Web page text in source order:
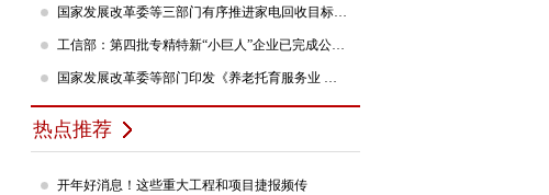
国家发展改革委等三部门有序推进家电回收目标责任制行动
工信部：第四批专精特新“小巨人”企业已完成公示，民营企业占84%
国家发展改革委等部门印发《养老托育服务业 纾困扶持若干政策措施》的通知
热点推荐
开年好消息！这些重大工程和项目捷报频传